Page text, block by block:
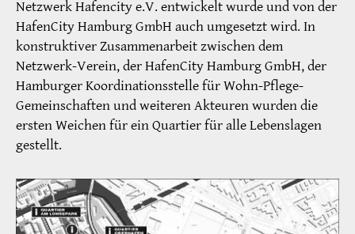
Netzwerk Hafencity e.V. entwickelt wurde und von der
HafenCity Hamburg GmbH auch umgesetzt wird. In
konstruktiver Zusammenarbeit zwischen dem
Netzwerk-Verein, der HafenCity Hamburg GmbH, der
Hamburger Koordinationsstelle für Wohn-Pflege-
Gemeinschaften und weiteren Akteuren wurden die
ersten Weichen für ein Quartier für alle Lebenslagen
gestellt.